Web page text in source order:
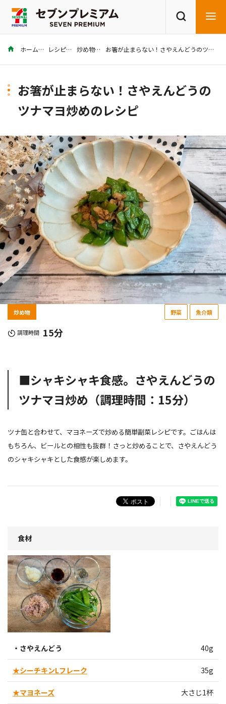
商品を探す レシピを探す
ホーム レシピ 炒め物 お箸が止まらない！さやえんどうのツナマヨ炒めのレシピ
お箸が止まらない！さやえんどうの
ツナマヨ炒めのレシピ
炒め物 野菜 魚介類
調理時間 15分
■シャキシャキ食感。さやえんどうの
ツナマヨ炒め（調理時間：15分）
ツナ缶と合わせて、マヨネーズで炒める簡単副菜レシピです。ごはんは
もちろん、ビールとの相性も抜群！さっと炒めることで、さやえんどう
のシャキシャキとした食感が楽しめます。
食材
・さやえんどう 40g
★シーチキンLフレーク 35g
★マヨネーズ 大さじ1杯